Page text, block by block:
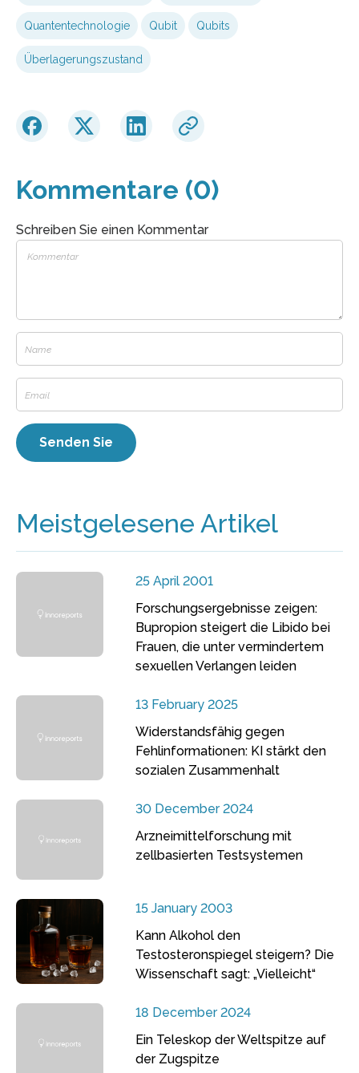
Quantentechnologie Qubit Qubits
Überlagerungszustand
Kommentare (0)
Schreiben Sie einen Kommentar
Meistgelesene Artikel
25 April 2001
Forschungsergebnisse zeigen:
Bupropion steigert die Libido bei
Frauen, die unter vermindertem
sexuellen Verlangen leiden
13 February 2025
Widerstandsfähig gegen
Fehlinformationen: KI stärkt den
sozialen Zusammenhalt
30 December 2024
Arzneimittelforschung mit
zellbasierten Testsystemen
15 January 2003
Kann Alkohol den
Testosteronspiegel steigern? Die
Wissenschaft sagt: „Vielleicht“
18 December 2024
Ein Teleskop der Weltspitze auf
der Zugspitze